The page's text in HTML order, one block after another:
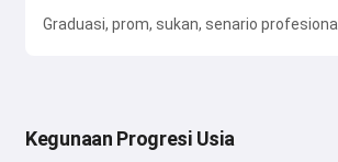
Graduasi, prom, sukan, senario profesional
Kegunaan Progresi Usia